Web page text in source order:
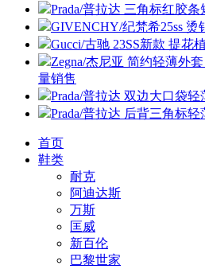
Prada/普拉达 三角标红胶条
GIVENCHY/纪梵希25ss 烫
Gucci/古驰 23SS新款 提花
Zegna/杰尼亚 简约轻薄外
量销售
Prada/普拉达 双边大口袋轻
Prada/普拉达 后背三角标轻
首页
鞋类
耐克
阿迪达斯
万斯
匡威
新百伦
巴黎世家